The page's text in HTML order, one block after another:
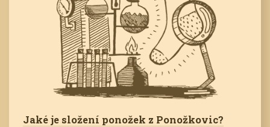
Jaké je složení ponožek z Ponožkovic?